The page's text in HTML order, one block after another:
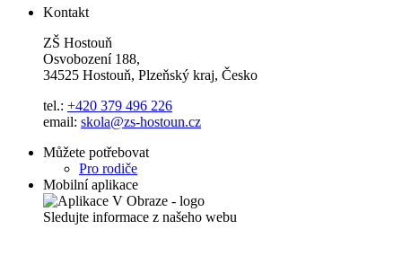
Kontakt
ZŠ Hostouň
Osvobození 188,
34525 Hostouň, Plzeňský kraj, Česko
tel.: +420 379 496 226
email: skola@zs-hostoun.cz
Můžete potřebovat
Pro rodiče
Mobilní aplikace
Sledujte informace z našeho webu